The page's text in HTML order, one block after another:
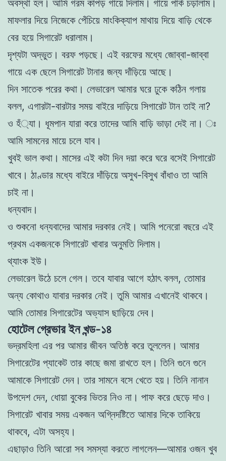
অবস্থা হল। আমি গরম কাপড় গায়ে দিলাম। গায়ে পার্ক চড়ালাম।
মাফলার দিয়ে নিজেকে পেঁচিয়ে মাংকিক্যাপ মাথায় দিয়ে বাড়ি থেকে
বের হয়ে সিগারেট ধরালাম।
দৃশ্যটা অদ্ভুত। বরফ পড়ছে। এই বরফের মধ্যে জোব্বা-জাব্বা
গায়ে এক ছেলে সিগারেট টানার জন্য দাঁড়িয়ে আছে।
দিন সাতেক পরের কথা। লেভারেল আমার ঘরে ঢুকে কঠিন গলায়
বলল, এগারটা-বারটার সময় বাইরে দাড়িয়ে সিগারেট টান তাই না?
ও হঁ্যা। ধূমপান যারা করে তাদের আমি বাড়ি ভাড়া দেই না। ঃ
আমি সামনের মায়ে চলে যাব।
খুবই ভাল কথা। মাসের এই কটা দিন দয়া করে ঘরে বসেই সিগারেট
খাবে। ঠাণ্ডার মধ্যে বাইরে দাঁড়িয়ে অসুখ-বিসুখ বাঁধাও তা আমি
চাই না।
ধন্যবাদ।
ও শুকনাে ধন্যবাদের আমার দরকার নেই। আমি পনেরাে বছরে এই
প্রথম একজনকে সিগারেট খাবার অনুমতি দিলাম।
থ্যাংক ইউ।
লেভারেল উঠে চলে গেল। তবে যাবার আগে হঠাৎ বলল, তােমার
অন্য কোথাও যাবার দরকার নেই। তুমি আমার এখানেই থাকবে।
আমি তােমার সিগারেটের অভ্যাস ছাড়িয়ে দেব।
হোটেল গ্রেভার ইন খন্ড-১৪
ভদ্রমহিলা এর পর আমার জীবন অতিষ্ঠ করে তুললেন। আমার
সিগারেটের প্যাকেট তার কাছে জমা রাখতে হল। তিনি গুনে গুনে
আমাকে সিগারেট দেন। তার সামনে বসে খেতে হয়। তিনি নানান
উপদেশ দেন, ধোয়া বুকের ভিতর নিও না। পাফ করে ছেড়ে দাও।
সিগারেট খাবার সময় একজন অগ্নিদষ্টিতে আমার দিকে তাকিয়ে
থাকবে, এটা অসহ্য।
এছাড়াও তিনি আরাে সব সমস্যা করতে লাগলেন—আমার ওজন খুব